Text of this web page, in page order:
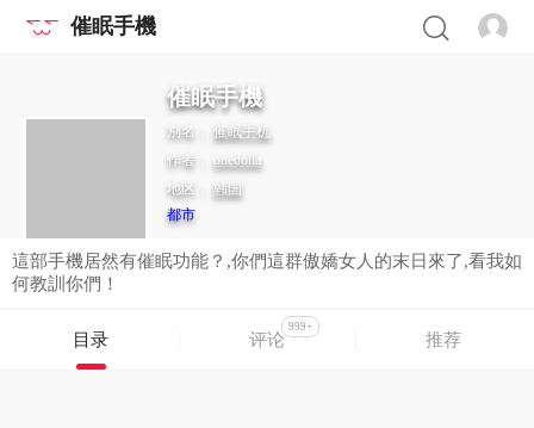
催眠手機
催眠手機
别名： 催眠手机
作者： onedolla
地区： 韩国
都市
這部手機居然有催眠功能？,你們這群傲嬌女人的末日來了,看我如
何教訓你們！
目录 评论
999+
推荐